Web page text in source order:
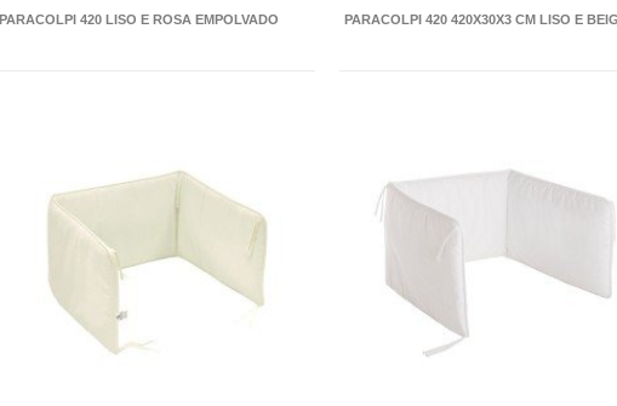
PARACOLPI 420 LISO E ROSA EMPOLVADO PARACOLPI 420 420X30X3 CM LISO E